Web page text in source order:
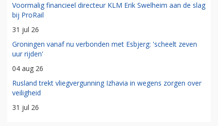
Voormalig financieel directeur KLM Erik Swelheim aan de slag
bij ProRail
31 jul 26
Groningen vanaf nu verbonden met Esbjerg: 'scheelt zeven
uur rijden'
04 aug 26
Rusland trekt vliegvergunning Izhavia in wegens zorgen over
veiligheid
31 jul 26